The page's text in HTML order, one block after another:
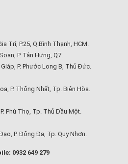
Trí, P.25, Q.Bình Thạnh, HCM.
P. Tân Hưng, Q7.
P. Phước Long B, Thủ Đức.
P. Thống Nhất, Tp. Biên Hòa.
Phú Thọ, Tp. Thủ Dầu Một.
P. Đống Đa, Tp. Quy Nhơn.
0932 649 279